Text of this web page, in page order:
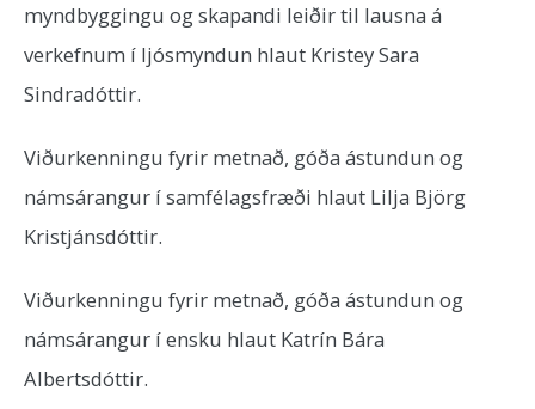
myndbyggingu og skapandi leiðir til lausna á
verkefnum í ljósmyndun hlaut Kristey Sara
Sindradóttir.
Viðurkenningu fyrir metnað, góða ástundun og
námsárangur í samfélagsfræði hlaut Lilja Björg
Kristjánsdóttir.
Viðurkenningu fyrir metnað, góða ástundun og
námsárangur í ensku hlaut Katrín Bára
Albertsdóttir.